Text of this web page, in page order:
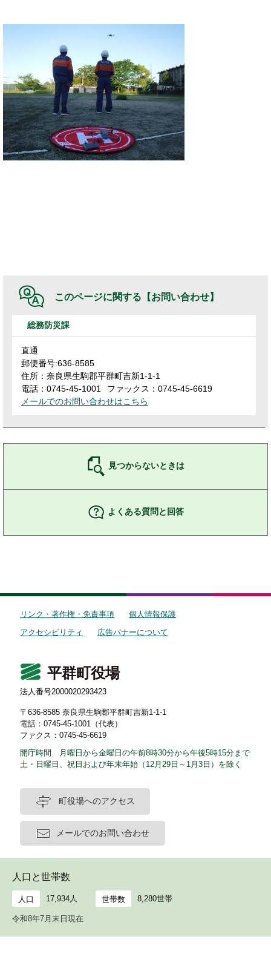
このページに関する 【お問い合わせ】
総務防災課
直通
郵便番号:636-8585
住所：奈良県生駒郡平群町吉新1-1-1
電話：0745-45-1001
ファックス：0745-45-6619
メールでのお問い合わせはこちら
見つからないときは
よくある質問と回答
リンク・著作権・免責事項
個人情報保護
アクセシビリティ
広告バナーについて
平群町役場
法人番号2000020293423
〒636-8585 奈良県生駒郡平群町吉新1-1-1
電話：0745-45-1001（代表）
ファクス：0745-45-6619
開庁時間 月曜日から金曜日の午前8時30分から午後5時15分まで
土・日曜日、祝日および年末年始（12月29日～1月3日）を除く
町役場へのアクセス
メールでのお問い合わせ
人口と世帯数
人口 17,934人 世帯数 8,280世帯
令和8年7月末日現在